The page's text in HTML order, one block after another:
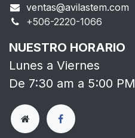
ventas@avilastem.com
+506-2220-1066​
NUESTRO HORARIO
Lunes a Viernes
De 7:30 am a 5:00 PM